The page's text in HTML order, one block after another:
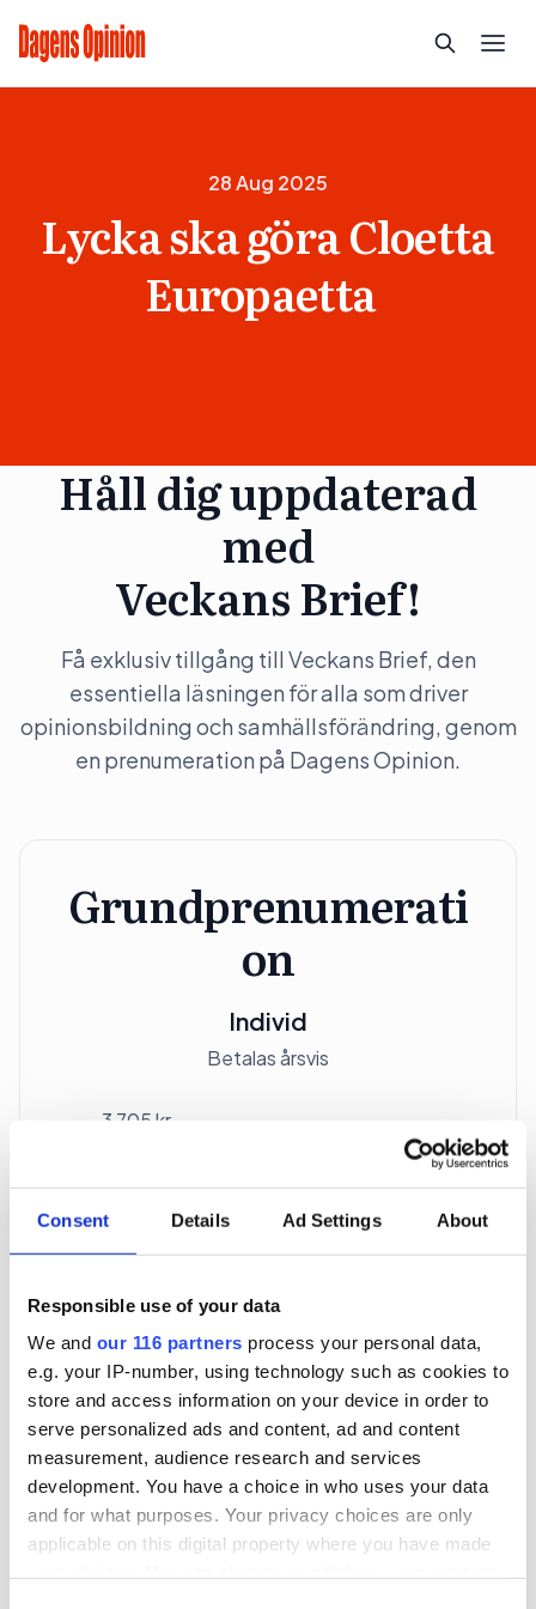
Consent Details Ad Settings About
Responsible use of your data
We and our 116 partners process your personal data,
e.g. your IP-number, using technology such as cookies to
store and access information on your device in order to
serve personalized ads and content, ad and content
measurement, audience research and services
development. You have a choice in who uses your data
and for what purposes. Your privacy choices are only
applicable on this digital property where you have made
28 Aug 2025
Lycka ska göra Cloetta
Europaetta
Håll dig uppdaterad
med
Veckans Brief!
Få exklusiv tillgång till Veckans Brief, den
essentiella läsningen för alla som driver
opinionsbildning och samhällsförändring, genom
en prenumeration på Dagens Opinion.
Grundprenumerati
on
Individ
Betalas årsvis
3 705 kr
*Moms (6 %) ingår i alla priser.
Företagspaket